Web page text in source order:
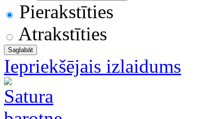
Pierakstīties
Atrakstīties
Iepriekšējais izlaidums